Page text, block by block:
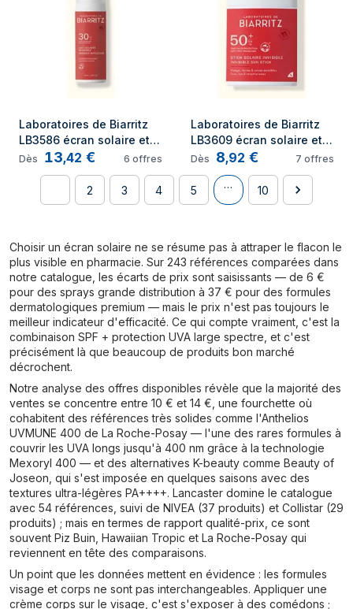
Laboratoires de Biarritz
LB3586 écran solaire et
produit après soleil Huile
Visage et corps 30
Adultes
Dès 13,42 € 6 offres
Laboratoires de Biarritz
LB3609 écran solaire et
produit après soleil Stick
Visage 50 Adultes
Dès 8,92 € 7 offres
2 3 4 5 … 10
Choisir un écran solaire ne se résume pas à attraper le flacon le
plus visible en pharmacie. Sur 243 références comparées dans
notre catalogue, les écarts de prix sont saisissants — de 6 €
pour des sprays grande distribution à 37 € pour des formules
dermatologiques premium — mais le prix n'est pas toujours le
meilleur indicateur d'efficacité. Ce qui compte vraiment, c'est la
combinaison SPF + protection UVA large spectre, et c'est
précisément là que beaucoup de produits bon marché
décrochent.
Notre analyse des offres disponibles révèle que la majorité des
ventes se concentre entre 10 € et 14 €, une fourchette où
cohabitent des références très solides comme l'Anthelios
UVMUNE 400 de La Roche-Posay — l'une des rares formules à
couvrir les UVA longs jusqu'à 400 nm grâce à la technologie
Mexoryl 400 — et des alternatives K-beauty comme Beauty of
Joseon, qui s'est imposée en quelques saisons avec des
textures ultra-légères PA++++. Lancaster domine le catalogue
avec 54 références, suivi de NIVEA (37 produits) et Collistar (29
produits) ; mais en termes de rapport qualité-prix, ce sont
souvent Piz Buin, Hawaiian Tropic et La Roche-Posay qui
reviennent en tête des comparaisons.
Un point que les données mettent en évidence : les formules
visage et corps ne sont pas interchangeables. Appliquer une
crème corps sur le visage, c'est s'exposer à des comédons ;